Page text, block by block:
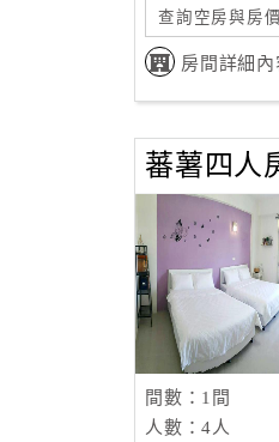
查詢空房與房價
房間詳細內
蕃薯四人
間數：1間
人數：4人